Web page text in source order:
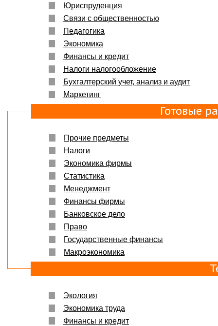
Юриспруденция
Связи с общественностью
Педагогика
Экономика
Финансы и кредит
Налоги налогообложение
Бухгалтерский учет, анализ и аудит
Маркетинг
Готовые
Прочие предметы
Налоги
Экономика фирмы
Статистика
Менеджмент
Финансы фирмы
Банковское дело
Право
Государственные финансы
Макроэкономика
Экология
Экономика труда
Финансы и кредит